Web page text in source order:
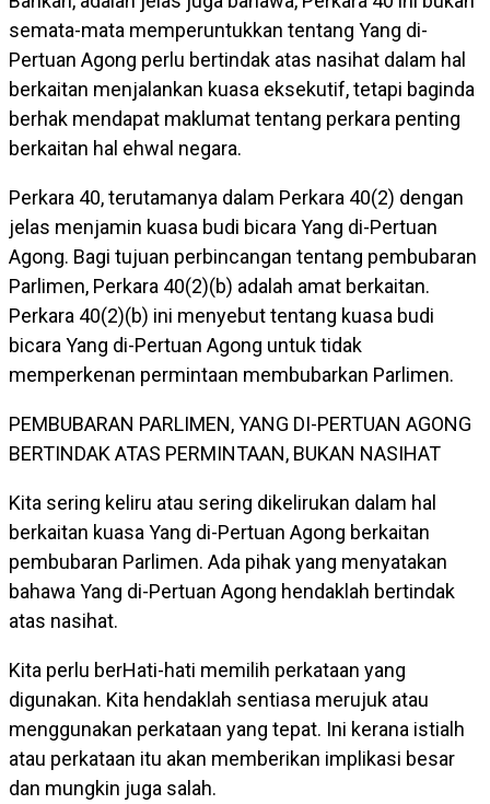
semata-mata memperuntukkan tentang Yang di-
Pertuan Agong perlu bertindak atas nasihat dalam hal
berkaitan menjalankan kuasa eksekutif, tetapi baginda
berhak mendapat maklumat tentang perkara penting
berkaitan hal ehwal negara.
Perkara 40, terutamanya dalam Perkara 40(2) dengan
jelas menjamin kuasa budi bicara Yang di-Pertuan
Agong. Bagi tujuan perbincangan tentang pembubaran
Parlimen, Perkara 40(2)(b) adalah amat berkaitan.
Perkara 40(2)(b) ini menyebut tentang kuasa budi
bicara Yang di-Pertuan Agong untuk tidak
memperkenan permintaan membubarkan Parlimen.
PEMBUBARAN PARLIMEN, YANG DI-PERTUAN AGONG
BERTINDAK ATAS PERMINTAAN, BUKAN NASIHAT
Kita sering keliru atau sering dikelirukan dalam hal
berkaitan kuasa Yang di-Pertuan Agong berkaitan
pembubaran Parlimen. Ada pihak yang menyatakan
bahawa Yang di-Pertuan Agong hendaklah bertindak
atas nasihat.
Kita perlu berHati-hati memilih perkataan yang
digunakan. Kita hendaklah sentiasa merujuk atau
menggunakan perkataan yang tepat. Ini kerana istialh
atau perkataan itu akan memberikan implikasi besar
dan mungkin juga salah.